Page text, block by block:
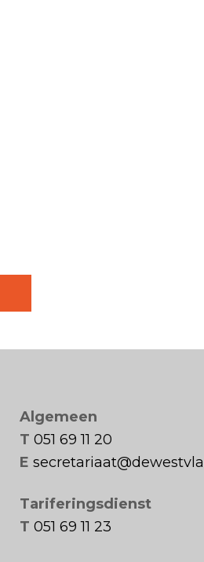
Algemeen
T 051 69 11 20
E
Tariferingsdienst
T 051 69 11 23